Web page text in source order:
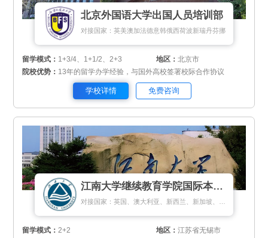
北京外国语大学出国人员培训部
对接国家：英美澳加法德意韩俄西荷波新瑞丹芬挪
留学模式： 1+3/4、1+1/2、2+3 地区：北京市
院校优势： 13年的留学办学经验，与国外高校签署校际合作协议
学校详情 免费咨询
江南大学继续教育学院国际本科项目
留学模式：2+2 地区：江苏省无锡市